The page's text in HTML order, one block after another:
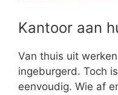
Kantoor aan
Van thuis uit
ingeburgerd. Toch
eenvoudig. Wie af